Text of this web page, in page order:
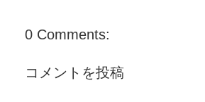
0 Comments:
コメントを投稿